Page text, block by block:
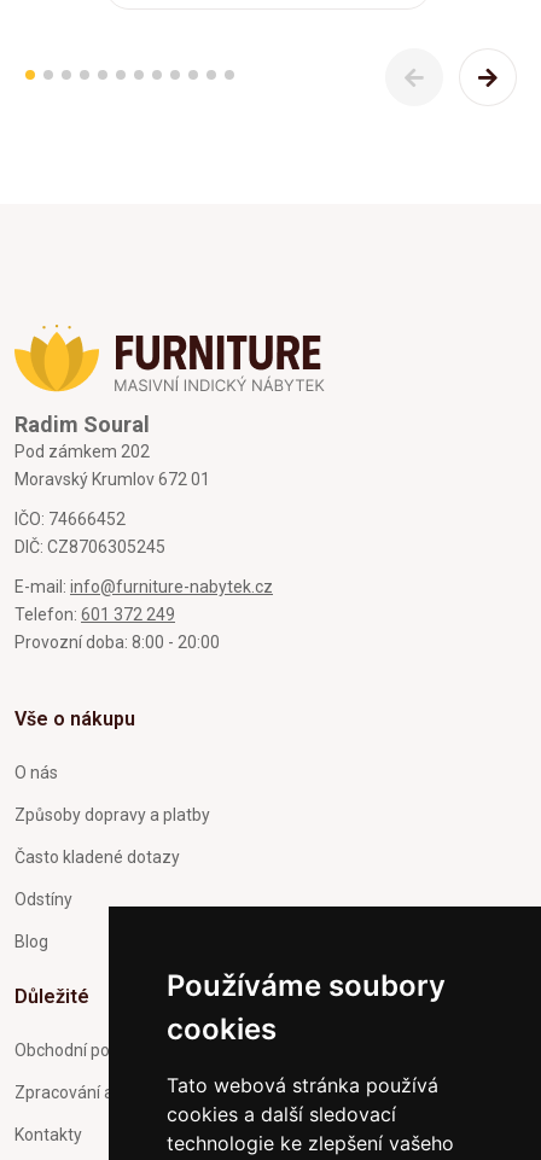
Používáme soubory
cookies
Tato webová stránka používá
cookies a další sledovací
technologie ke zlepšení vašeho
Radim Soural
Pod zámkem 202
Moravský Krumlov 672 01
IČO: 74666452
DIČ: CZ8706305245
E-mail: info@furniture-nabytek.cz
Telefon: 601 372 249
Provozní doba: 8:00 - 20:00
Vše o nákupu
O nás
Způsoby dopravy a platby
Často kladené dotazy
Odstíny
Blog
Důležité
Obchodní podmínky
Zpracování a ochrana osobních údajů
Kontakty